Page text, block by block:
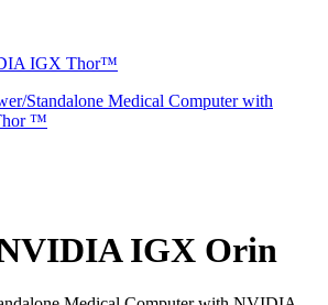
IGX Thor™
Standalone Medical Computer with
™
IGX Orin